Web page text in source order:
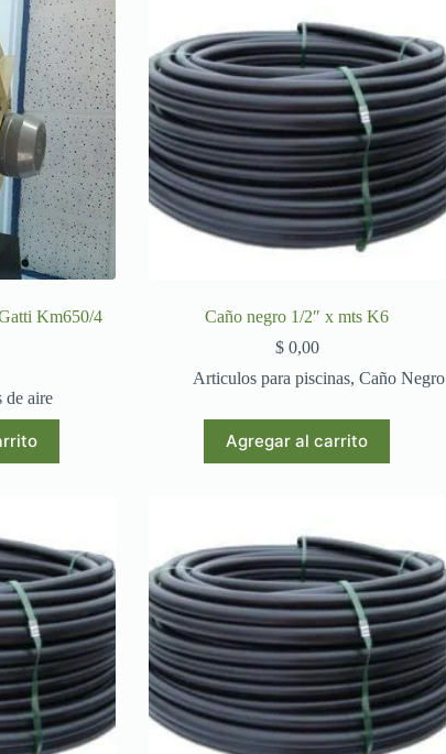
Km650/4
de aire
Caño negro 1/2″ x mts K6
$0,00
Articulos para piscinas,Caño Negro
Agregar al carrito